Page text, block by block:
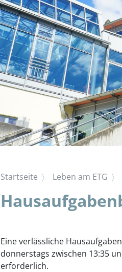
Startseite Leben am ETG
Eine verlässliche
donnerstags zwischen 13:35
erforderlich.